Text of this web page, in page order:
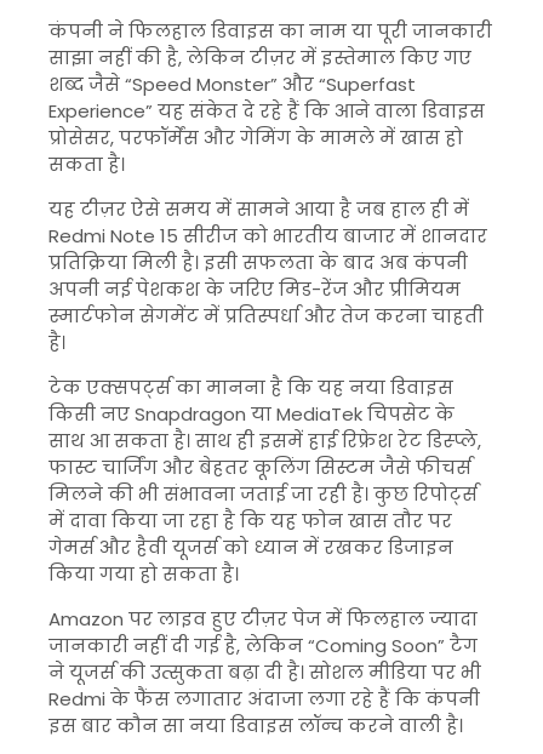
कंपनी ने फिलहाल डिवाइस का नाम या पूरी जानकारी
साझा नहीं की है, लेकिन टीज़र में इस्तेमाल किए गए
शब्द जैसे “Speed Monster” और “Superfast
Experience” यह संकेत दे रहे हैं कि आने वाला डिवाइस
प्रोसेसर, परफॉर्मेंस और गेमिंग के मामले में खास हो
सकता है।
यह टीज़र ऐसे समय में सामने आया है जब हाल ही में
Redmi Note 15 सीरीज को भारतीय बाजार में शानदार
प्रतिक्रिया मिली है। इसी सफलता के बाद अब कंपनी
अपनी नई पेशकश के जरिए मिड-रेंज और प्रीमियम
स्मार्टफोन सेगमेंट में प्रतिस्पर्धा और तेज करना चाहती
है।
टेक एक्सपर्ट्स का मानना है कि यह नया डिवाइस
किसी नए Snapdragon या MediaTek चिपसेट के
साथ आ सकता है। साथ ही इसमें हाई रिफ्रेश रेट डिस्प्ले,
फास्ट चार्जिंग और बेहतर कूलिंग सिस्टम जैसे फीचर्स
मिलने की भी संभावना जताई जा रही है। कुछ रिपोर्ट्स
में दावा किया जा रहा है कि यह फोन खास तौर पर
गेमर्स और हैवी यूजर्स को ध्यान में रखकर डिजाइन
किया गया हो सकता है।
Amazon पर लाइव हुए टीज़र पेज में फिलहाल ज्यादा
जानकारी नहीं दी गई है, लेकिन “Coming Soon” टैग
ने यूजर्स की उत्सुकता बढ़ा दी है। सोशल मीडिया पर भी
Redmi के फैंस लगातार अंदाजा लगा रहे हैं कि कंपनी
इस बार कौन सा नया डिवाइस लॉन्च करने वाली है।